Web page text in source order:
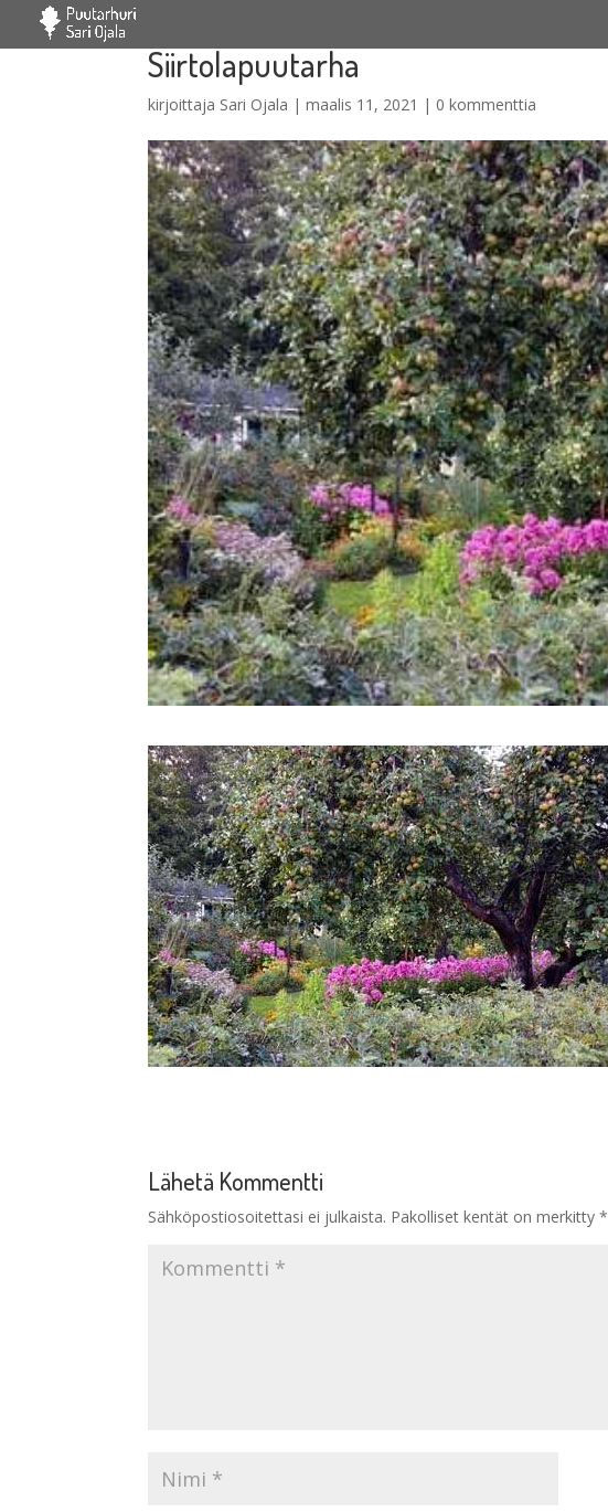
Siirtolapuutarha
kirjoittaja Sari Ojala |maalis 11, 2021 | 0 kommenttia
Lähetä Kommentti
Sähköpostiosoitettasi ei julkaista. Pakolliset kentät on merkitty*